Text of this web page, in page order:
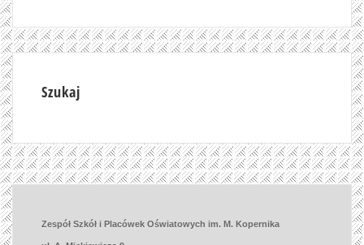
Szukaj
Zespół Szkół i Placówek Oświatowych im. M. Kopernika